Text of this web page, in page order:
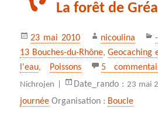
La forêt de
Publié
le
23 mai 2010 Auteur
nicoulina
13 Bouches-du-Rhône,Geocaching
l'eau, Poissons 5
Nichrojen | Date_rando : 23 mai
journée Organisation : Boucle